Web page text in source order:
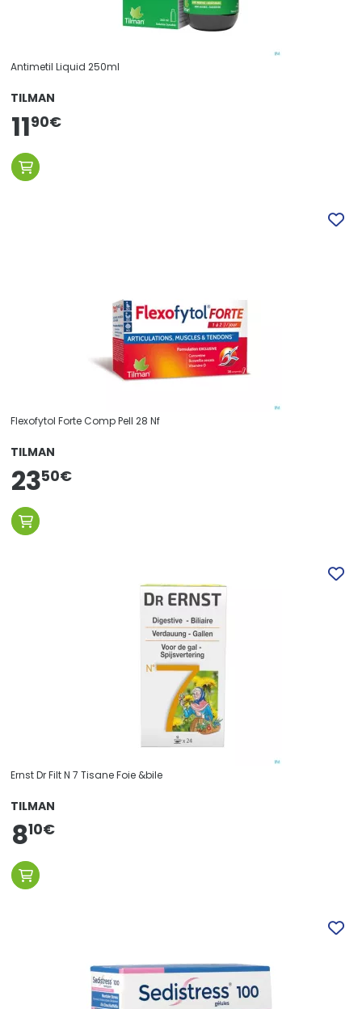
Antimetil Liquid 250ml
TILMAN
1190€
Flexofytol Forte Comp Pell 28 Nf
TILMAN
2350€
Ernst Dr Filt N 7 Tisane Foie &bile
TILMAN
810€